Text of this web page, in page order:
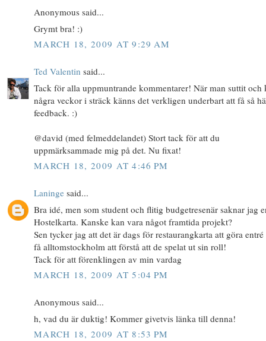
Anonymous said...
Grymt bra! :)
MARCH 18, 2009 AT 9:29 AM
Ted Valentin said...
Tack för alla uppmuntrande kommentarer! När man suttit och
några veckor i sträck känns det verkligen underbart att få så
feedback. :)
@david (med felmeddelandet) Stort tack för att du
uppmärksammade mig på det. Nu fixat!
MARCH 18, 2009 AT 4:46 PM
Laninge said...
Bra idé, men som student och flitig budgetresenär saknar jag
Hostelkarta. Kanske kan vara något framtida projekt?
Sen tycker jag att det är dags för restaurangkarta att göra
få alltomstockholm att förstå att de spelat ut sin roll!
Tack för att förenklingen av min vardag
MARCH 18, 2009 AT 5:04 PM
Anonymous said...
h, vad du är duktig! Kommer givetvis länka till denna!
MARCH 18, 2009 AT 8:53 PM